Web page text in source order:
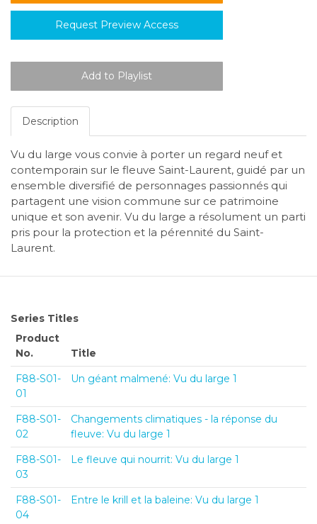
Request Preview Access
Description
Vu du large vous convie à porter un regard neuf et
contemporain sur le fleuve Saint-Laurent, guidé par un
ensemble diversifié de personnages passionnés qui
partagent une vision commune sur ce patrimoine
unique et son avenir. Vu du large a résolument un parti
pris pour la protection et la pérennité du Saint-
Laurent.
Series Titles
Product
No.
Title
F88-S01-
01
Un géant malmené: Vu du large 1
F88-S01-
02
Changements climatiques - la réponse du
fleuve: Vu du large 1
F88-S01-
03
Le fleuve qui nourrit: Vu du large 1
F88-S01-
04
Entre le krill et la baleine: Vu du large 1